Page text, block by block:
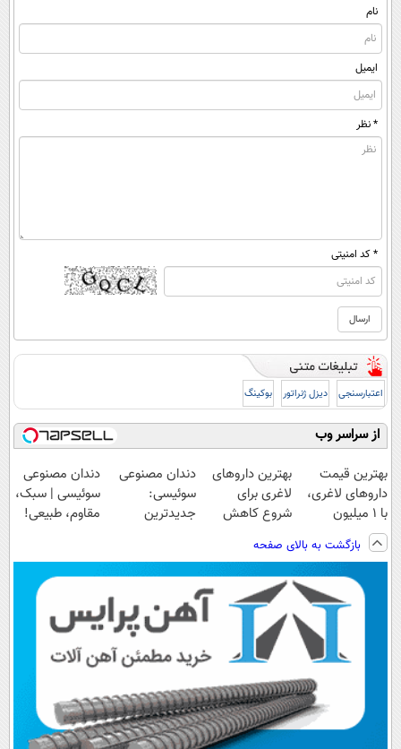
نام
ایمیل
* نظر
* کد امنیتی
اعتبارسنجی دیزل ژنراتور بوکینگ
از سراسر وب
بهترین قیمت
داروهای لاغری،
با ۱ میلیون
تخفیف و ارسال
از داروخانه‌
بهترین داروهای
لاغری برای
شروع کاهش
داروخانه های
نزدیکت!
دندان مصنوعی
سوئیسی:
جدیدترین
پرداخت قسطی
دندان مصنوعی
سوئیسی | سبک،
مقاوم، طبیعی!
اقساطی😍
بازگشت به بالای صفحه